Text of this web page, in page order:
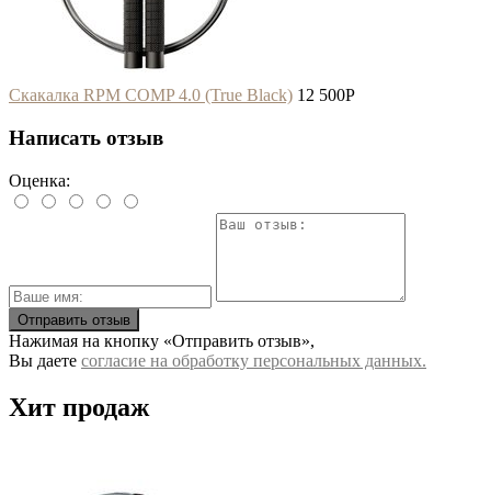
Скакалка RPM COMP 4.0 (True Black) 12 500P
Написать отзыв
Оценка:
Отправить отзыв
Нажимая на кнопку «Отправить отзыв»,
Вы даете согласие на обработку персональных данных.
Хит продаж